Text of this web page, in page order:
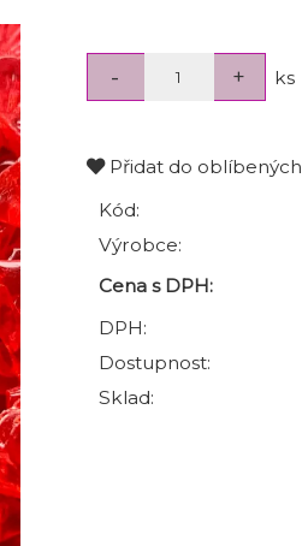
ks
Přidat do oblíbených
Kód:
Výrobce:
Cena s DPH:
DPH:
Dostupnost:
Sklad: